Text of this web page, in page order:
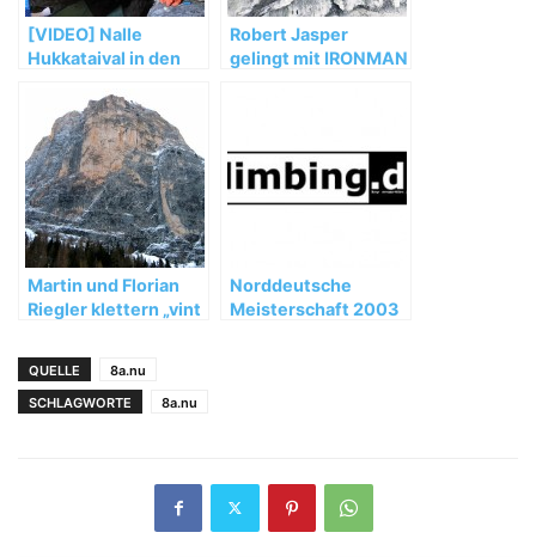
[VIDEO] Nalle
Hukkataival in den
Robert Jasper
gelingt mit IRONMAN
Martin und Florian
Riegler klettern „vint
Norddeutsche
Meisterschaft 2003
QUELLE
8a.nu
SCHLAGWORTE
8a.nu